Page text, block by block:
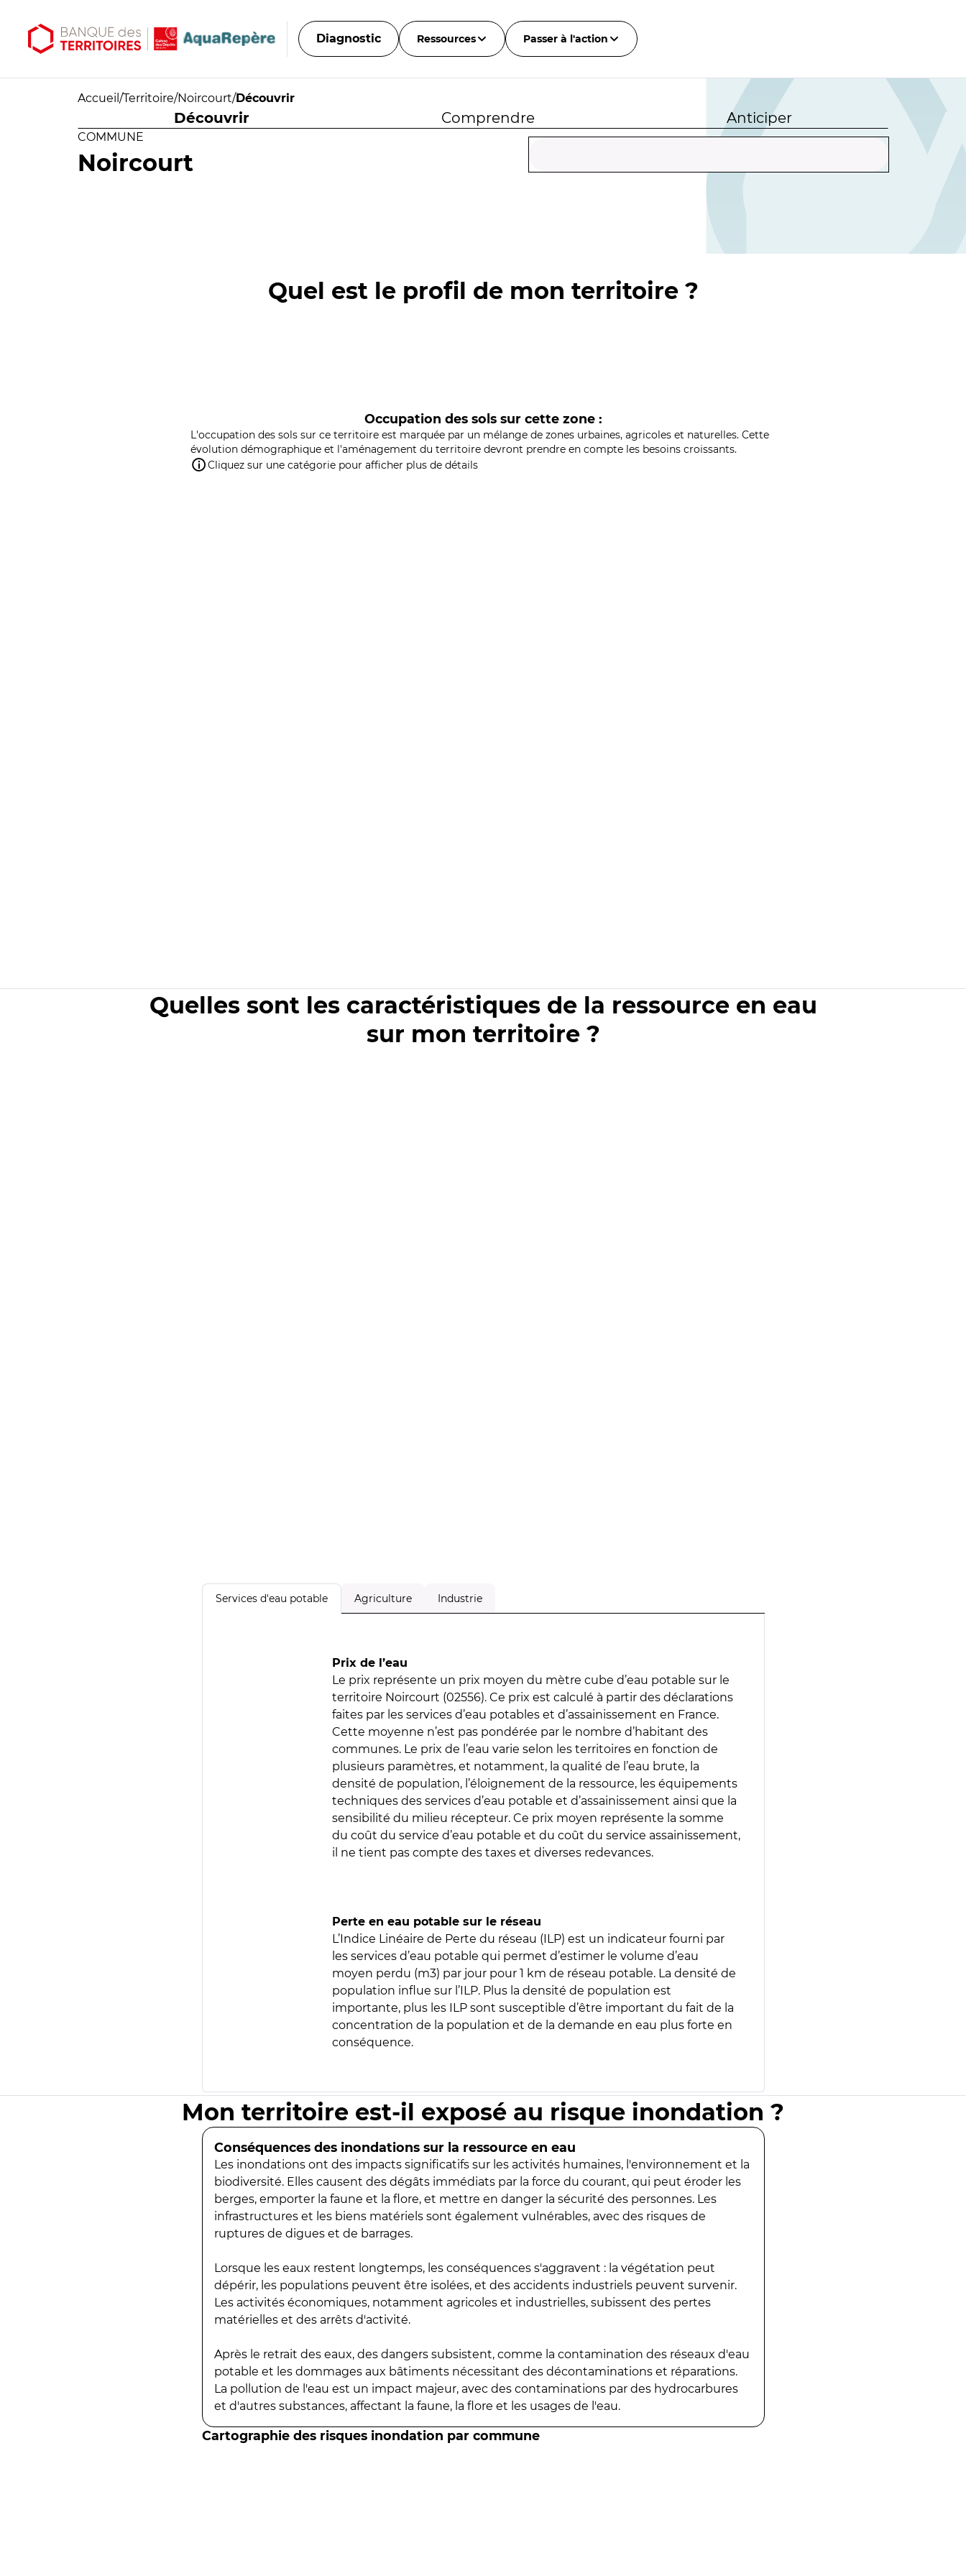
Diagnostic Ressources Passer à l'action
Accueil /Territoire/Noircourt/Découvrir
Découvrir Comprendre Anticiper
COMMUNE
Noircourt
Quel est le profil de mon territoire ?
Occupation des sols sur cette zone :
L'occupation des sols sur ce territoire est marquée par un mélange de zones urbaines, agricoles et naturelles. Cette
évolution démographique et l'aménagement du territoire devront prendre en compte les besoins croissants.
Cliquez sur une catégorie pour afficher plus de détails
Quelles sont les caractéristiques de la ressource en eau
sur mon territoire ?
Services d'eau potable Agriculture Industrie
Prix de l’eau
Le prix représente un prix moyen du mètre cube d’eau potable sur le
territoire Noircourt (02556). Ce prix est calculé à partir des déclarations
faites par les services d’eau potables et d’assainissement en France.
Cette moyenne n’est pas pondérée par le nombre d’habitant des
communes. Le prix de l’eau varie selon les territoires en fonction de
plusieurs paramètres, et notamment, la qualité de l’eau brute, la
densité de population, l’éloignement de la ressource, les équipements
techniques des services d’eau potable et d’assainissement ainsi que la
sensibilité du milieu récepteur. Ce prix moyen représente la somme
du coût du service d’eau potable et du coût du service assainissement,
il ne tient pas compte des taxes et diverses redevances.
Perte en eau potable sur le réseau
L’Indice Linéaire de Perte du réseau (ILP) est un indicateur fourni par
les services d’eau potable qui permet d’estimer le volume d’eau
moyen perdu (m3) par jour pour 1 km de réseau potable. La densité de
population influe sur l’ILP. Plus la densité de population est
importante, plus les ILP sont susceptible d’être important du fait de la
concentration de la population et de la demande en eau plus forte en
conséquence.
Mon territoire est-il exposé au risque inondation ?
Conséquences des inondations sur la ressource en eau
Les inondations ont des impacts significatifs sur les activités humaines, l'environnement et la
biodiversité. Elles causent des dégâts immédiats par la force du courant, qui peut éroder les
berges, emporter la faune et la flore, et mettre en danger la sécurité des personnes. Les
infrastructures et les biens matériels sont également vulnérables, avec des risques de
ruptures de digues et de barrages.
Lorsque les eaux restent longtemps, les conséquences s'aggravent : la végétation peut
dépérir, les populations peuvent être isolées, et des accidents industriels peuvent survenir.
Les activités économiques, notamment agricoles et industrielles, subissent des pertes
matérielles et des arrêts d'activité.
Après le retrait des eaux, des dangers subsistent, comme la contamination des réseaux d'eau
potable et les dommages aux bâtiments nécessitant des décontaminations et réparations.
La pollution de l'eau est un impact majeur, avec des contaminations par des hydrocarbures
et d'autres substances, affectant la faune, la flore et les usages de l'eau.
Cartographie des risques inondation par commune